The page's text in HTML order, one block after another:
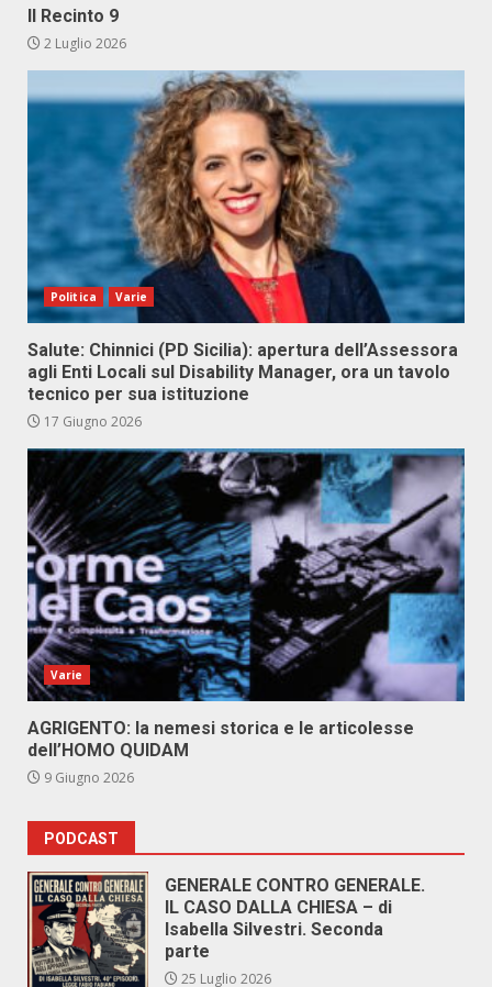
Il Recinto 9
2 Luglio 2026
Politica Varie
Salute: Chinnici (PD Sicilia): apertura dell’Assessora
agli Enti Locali sul Disability Manager, ora un tavolo
tecnico per sua istituzione
17 Giugno 2026
Varie
AGRIGENTO: la nemesi storica e le articolesse
dell’HOMO QUIDAM
9 Giugno 2026
PODCAST
GENERALE CONTRO GENERALE.
IL CASO DALLA CHIESA – di
Isabella Silvestri. Seconda
parte
25 Luglio 2026